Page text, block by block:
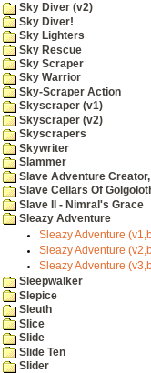
Sky Diver (v2)
Sky Diver!
Sky Lighters
Sky Rescue
Sky Scraper
Sky Warrior
Sky-Scraper Action
Skyscraper (v1)
Skyscraper (v2)
Skyscrapers
Skywriter
Slammer
Slave Adventure Creator,
Slave Cellars Of
Slave II - Nimral's Grace
Sleazy Adventure
Sleazy Adventure
Sleazy Adventure
Sleazy Adventure
Sleepwalker
Slepice
Sleuth
Slice
Slide
Slide Ten
Slider